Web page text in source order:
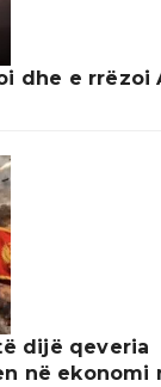
dhe e rrëzoi
dijë qeveria
në ekonomi